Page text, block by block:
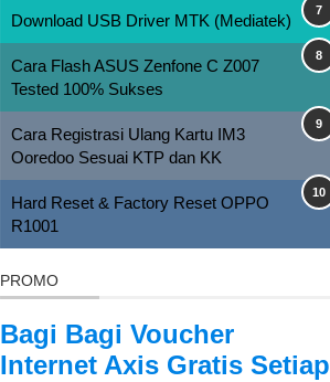
Download USB Driver MTK (Mediatek)
Cara Flash ASUS Zenfone C Z007
Tested 100% Sukses
Cara Registrasi Ulang Kartu IM3
Ooredoo Sesuai KTP dan KK
Hard Reset & Factory Reset OPPO
R1001
PROMO
Bagi Bagi Voucher
Internet Axis Gratis Setiap